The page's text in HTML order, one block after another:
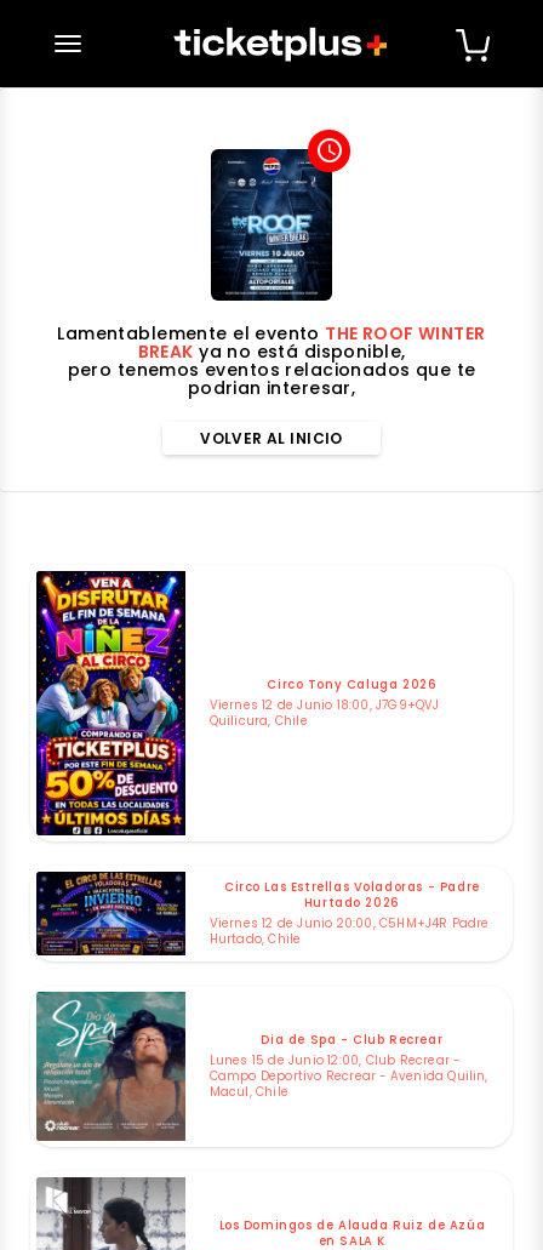
desplegar navegación
access_time
Lamentablemente el evento THE ROOF WINTER
BREAK ya no está disponible,
pero tenemos eventos relacionados que te
podrian interesar,
VOLVER AL INICIO
Circo Tony Caluga 2026
Viernes 12 de Junio 18:00, J7G9+QVJ
Quilicura, Chile
Circo Las Estrellas Voladoras - Padre
Hurtado 2026
Viernes 12 de Junio 20:00, C5HM+J4R Padre
Hurtado, Chile
Dia de Spa - Club Recrear
Lunes 15 de Junio 12:00, Club Recrear -
Campo Deportivo Recrear - Avenida Quilin,
Macul, Chile
Los Domingos de Alauda Ruiz de Azúa
en SALA K